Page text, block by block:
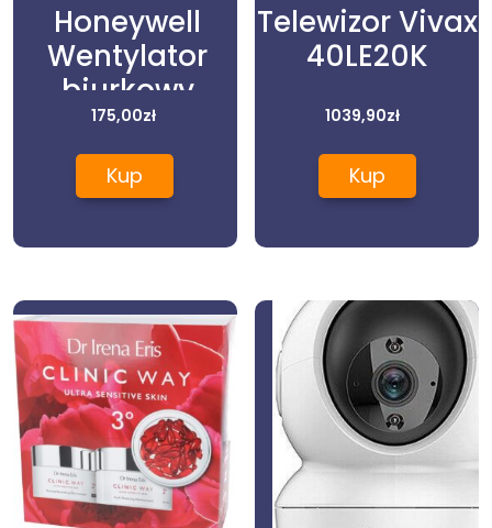
Honeywell
Wentylator
biurkowy
ComfortControl
HTF1220BE
175,00zł
Kup
Telewizor Vivax
40LE20K
1039,90zł
Kup